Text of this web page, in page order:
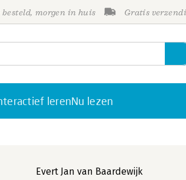
morgen in huis Gratis
lerenNu lezen
Evert Jan van Baardewijk